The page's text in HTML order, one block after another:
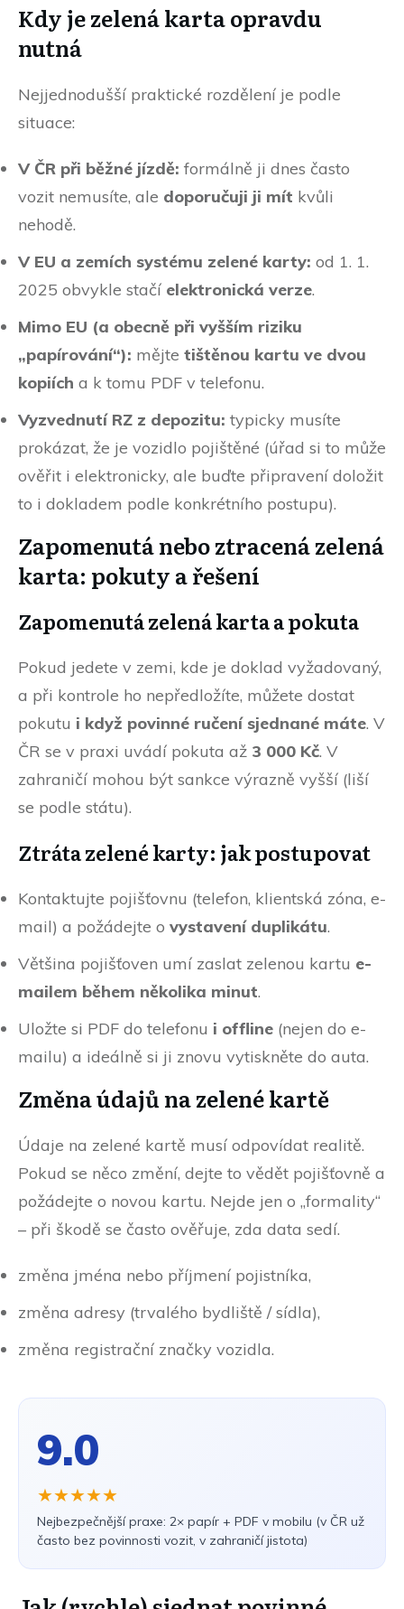
Kdy je zelená karta opravdu
nutná
Nejjednodušší praktické rozdělení je podle
situace:
V ČR při běžné jízdě: formálně ji dnes často
vozit nemusíte, ale doporučuji ji mít kvůli
nehodě.
V EU a zemích systému zelené karty: od 1. 1.
2025 obvykle stačí elektronická verze.
Mimo EU (a obecně při vyšším riziku
„papírování“): mějte tištěnou kartu ve dvou
kopiích a k tomu PDF v telefonu.
Vyzvednutí RZ z depozitu: typicky musíte
prokázat, že je vozidlo pojištěné (úřad si to může
ověřit i elektronicky, ale buďte připravení doložit
to i dokladem podle konkrétního postupu).
Zapomenutá nebo ztracená zelená
karta: pokuty a řešení
Zapomenutá zelená karta a pokuta
Pokud jedete v zemi, kde je doklad vyžadovaný,
a při kontrole ho nepředložíte, můžete dostat
pokutu i když povinné ručení sjednané máte. V
ČR se v praxi uvádí pokuta až 3 000 Kč. V
zahraničí mohou být sankce výrazně vyšší (liší
se podle státu).
Ztráta zelené karty: jak postupovat
Kontaktujte pojišťovnu (telefon, klientská zóna, e-
mail) a požádejte o vystavení duplikátu.
Většina pojišťoven umí zaslat zelenou kartu e-
mailem během několika minut.
Uložte si PDF do telefonu i offline (nejen do e-
mailu) a ideálně si ji znovu vytiskněte do auta.
Změna údajů na zelené kartě
Údaje na zelené kartě musí odpovídat realitě.
Pokud se něco změní, dejte to vědět pojišťovně a
požádejte o novou kartu. Nejde jen o „formality“
– při škodě se často ověřuje, zda data sedí.
změna jména nebo příjmení pojistníka,
změna adresy (trvalého bydliště / sídla),
změna registrační značky vozidla.
9.0
★★★★★
Nejbezpečnější praxe: 2× papír + PDF v mobilu (v ČR už
často bez povinnosti vozit, v zahraničí jistota)